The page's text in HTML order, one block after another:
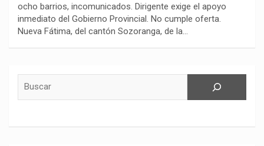
ocho barrios, incomunicados. Dirigente exige el apoyo
inmediato del Gobierno Provincial. No cumple oferta.
Nueva Fátima, del cantón Sozoranga, de la…